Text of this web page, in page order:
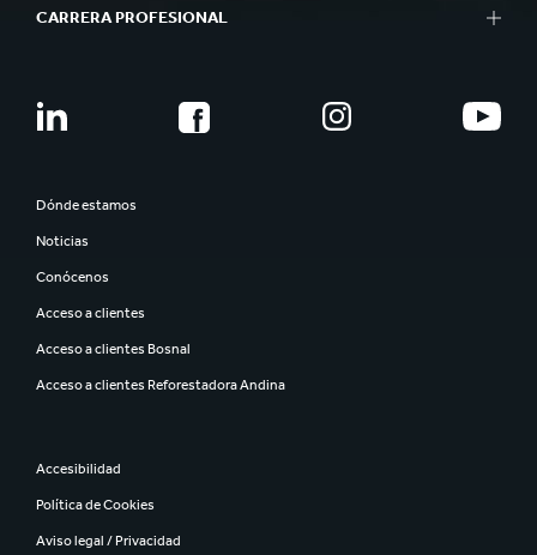
CARRERA PROFESIONAL
Dónde estamos
Noticias
Conócenos
Acceso a clientes
Acceso a clientes Bosnal
Acceso a clientes Reforestadora Andina
Accesibilidad
Política de Cookies
Aviso legal / Privacidad